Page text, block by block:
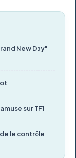
New Day"
sur TF1
le contrôle